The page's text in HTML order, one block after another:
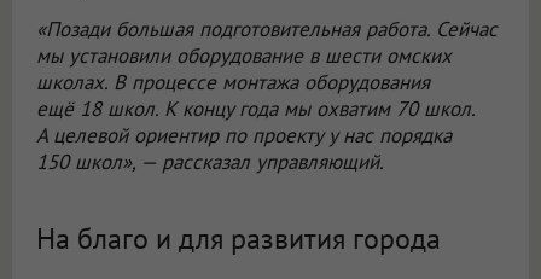
«Позади большая подготовительная работа. Сейчас
мы установили оборудование в шести омских
школах. В процессе монтажа оборудования
ещё 18 школ. К концу года мы охватим 70 школ.
А целевой ориентир по проекту у нас порядка
150 школ», — рассказал управляющий.
На благо и для развития города